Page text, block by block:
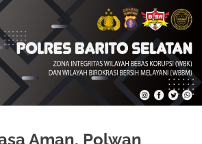
Aman, Polwan